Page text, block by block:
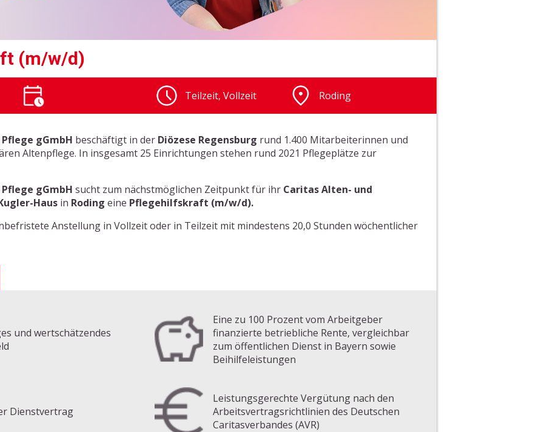
(m/w/d)
Teilzeit, Vollzeit Roding
gGmbH beschäftigt in der Diözese Regensburg rund 1.400 Mitarbeiterinnen und
Altenpflege. In insgesamt 25 Einrichtungen stehen rund 2021 Pflegeplätze zur
gGmbH sucht zum nächstmöglichen Zeitpunkt für ihr Caritas Alten- und
Haus in Roding eine Pflegehilfskraft (m/w/d).
Anstellung in Vollzeit oder in Teilzeit mit mindestens 20,0 Stunden wöchentlicher
und wertschätzendes
Eine zu 100 Prozent vom Arbeitgeber
finanzierte betriebliche Rente, vergleichbar
zum öffentlichen Dienst in Bayern sowie
Beihilfeleistungen
Dienstvertrag
Leistungsgerechte Vergütung nach den
Arbeitsvertragsrichtlinien des Deutschen
Caritasverbandes (AVR)